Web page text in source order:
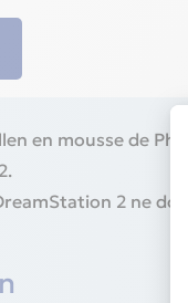
en mousse de
2 ne